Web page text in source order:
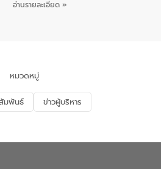
เมื่อวันอังคารที่ 4 สิงหาคม 2569 ณ ห้อง
ด้านน้ำของประเทศ และเตรียมความพร้อม
รองรับการเติบโตของเมือง รวมถึงการ
ลงทุนในอุตสาหกรรมแห่งอนาคต ตลอดจน
มุ่งตอบโจทย์ความท้าทายจากวิกฤตการ
ในครั้งนี้เป็นการดึงจุดแข็งและความ
อ่านรายละเอียด »
หมวดหมู่
มพันธ์ ข่าวผู้บริหาร